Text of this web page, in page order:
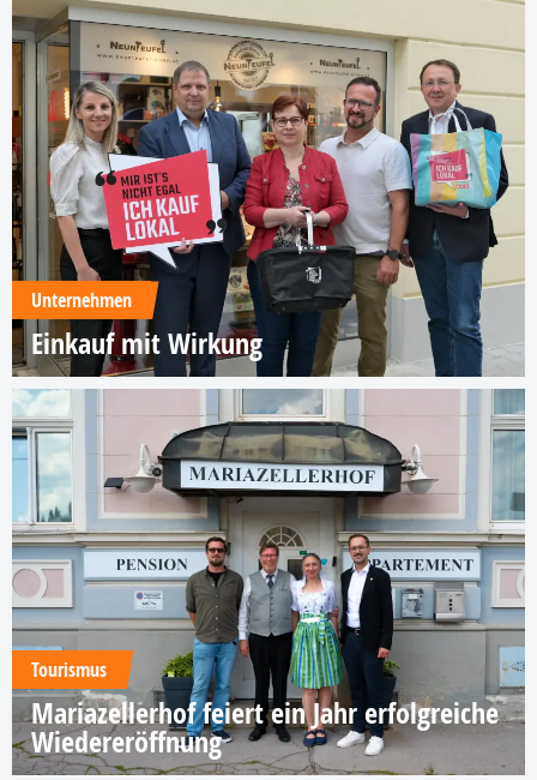
Unternehmen
Einkauf mit Wirkung
Tourismus
Mariazellerhof feiert ein Jahr erfolgreiche
Wiedereröffnung